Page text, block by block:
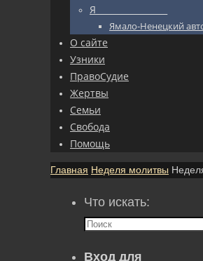
Я_________________
Ямало-Ненецкий
О сайте
Узники
ПравоСудие
Жертвы
Семьи
Свобода
Помощь
Главная Неделя молитвы
Что искать:
Вход для